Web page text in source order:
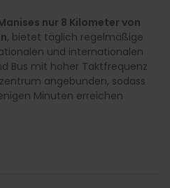
nur 8 Kilometer von
, bietet täglich regelmäßige
und internationalen
Bus mit hoher Taktfrequenz
angebunden, sodass
Minuten erreichen